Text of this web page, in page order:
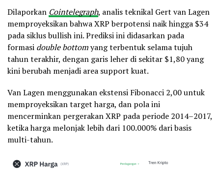
Dilaporkan Cointelegraph, analis teknikal Gert van Lagen
memproyeksikan bahwa XRP berpotensi naik hingga $34
pada siklus bullish ini. Prediksi ini didasarkan pada
formasi double bottomyang terbentuk selama tujuh
tahun terakhir, dengan garis leher di sekitar $1,80 yang
kini berubah menjadi area support kuat.
Van Lagen menggunakan ekstensi Fibonacci 2,00 untuk
memproyeksikan target harga, dan pola ini
mencerminkan pergerakan XRP pada periode 2014–2017,
ketika harga melonjak lebih dari 100.000% dari basis
multi-tahun.